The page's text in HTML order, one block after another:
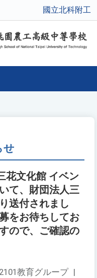
國立北科附工
せ
花文化館 イベン
て、財団法人三
送付されまし
をお待ちしてお
ので、ご確認の
2101教育グループ |